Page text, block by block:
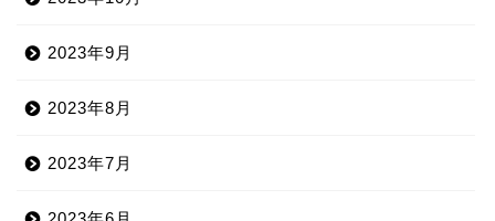
2023年9月
2023年8月
2023年7月